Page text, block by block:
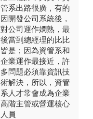
管系出路很廣，有的
因開發公司系統後，
對公司運作嫻熟，最
後當到總經理的比比
皆是；因為資管系和
企業運作最接近，許
多問題必須靠資訊技
術解決，所以，資管
系人才常會成為企業
高階主管或營運核心
人員